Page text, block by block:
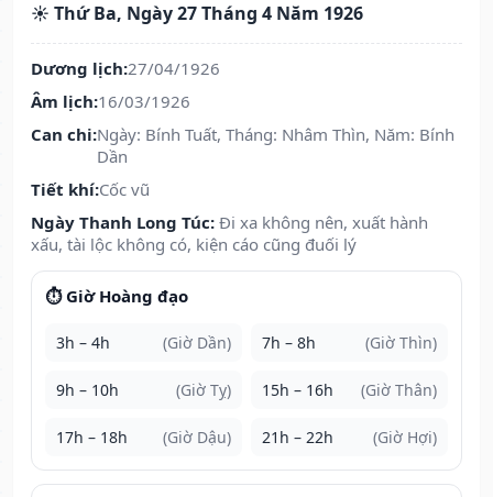
☀️ Thứ Ba, Ngày 27 Tháng 4 Năm 1926
Dương lịch:27/04/1926
Âm lịch:16/03/1926
Can chi:Ngày: Bính Tuất, Tháng: Nhâm Thìn, Năm: Bính
Dần
Tiết khí:Cốc vũ
Ngày Thanh Long Túc: Đi xa không nên, xuất hành
xấu, tài lộc không có, kiện cáo cũng đuối lý
⏱️ Giờ Hoàng đạo
3h – 4h (Giờ Dần) 7h – 8h (Giờ Thìn)
9h – 10h (Giờ Tỵ) 15h – 16h (Giờ Thân)
17h – 18h (Giờ Dậu) 21h – 22h (Giờ Hợi)